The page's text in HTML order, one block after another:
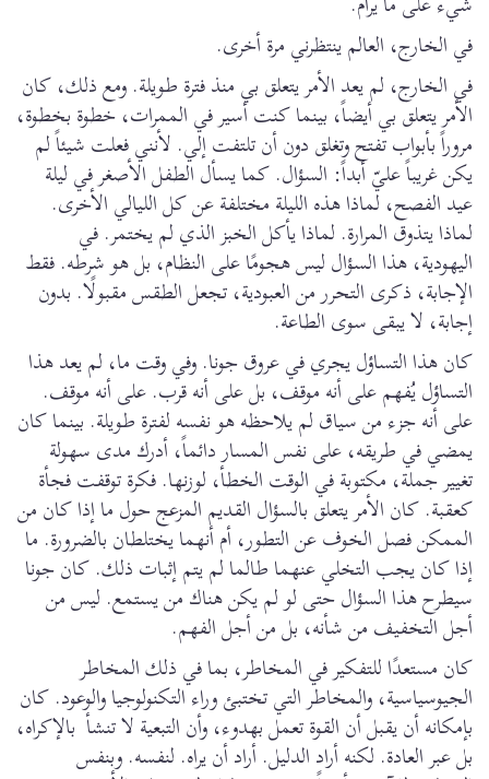
في الخارج، العالم ينتظرني مرة أخرى.
في الخارج، لم يعد الأمر يتعلق بي منذ فترة طويلة. ومع ذلك، كان
الأمر يتعلق بي أيضاً، بينما كنت أسير في الممرات، خطوة بخطوة،
مروراً بأبواب تفتح وتغلق دون أن تلتفت إلي. لأنني فعلت شيئاً لم
يكن غريباً عليّ أبداً: السؤال. كما يسأل الطفل الأصغر في ليلة
عيد الفصح، لماذا هذه الليلة مختلفة عن كل الليالي الأخرى.
لماذا يتذوق المرارة. لماذا يأكل الخبز الذي لم يختمر. في
اليهودية، هذا السؤال ليس هجومًا على النظام، بل هو شرطه. فقط
الإجابة، ذكرى التحرر من العبودية، تجعل الطقس مقبولًا. بدون
إجابة، لا يبقى سوى الطاعة.
كان هذا التساؤل يجري في عروق جونا. وفي وقت ما، لم يعد هذا
التساؤل يُفهم على أنه موقف، بل على أنه قرب. على أنه موقف.
على أنه جزء من سياق لم يلاحظه هو نفسه لفترة طويلة. بينما كان
يمضي في طريقه، على نفس المسار دائماً، أدرك مدى سهولة
تغيير جملة، مكتوبة في الوقت الخطأ، لوزنها. فكرة توقفت فجأة
كعقبة. كان الأمر يتعلق بالسؤال القديم المزعج حول ما إذا كان من
الممكن فصل الخوف عن التطور، أم أنهما يختلطان بالضرورة. ما
إذا كان يجب التخلي عنهما طالما لم يتم إثبات ذلك. كان جونا
سيطرح هذا السؤال حتى لو لم يكن هناك من يستمع. ليس من
أجل التخفيف من شأنه، بل من أجل الفهم.
كان مستعدًا للتفكير في المخاطر، بما في ذلك المخاطر
الجيوسياسية، والمخاطر التي تختبئ وراء التكنولوجيا والوعود. كان
بإمكانه أن يقبل أن القوة تعمل بهدوء، وأن التبعية لا تنشأ بالإكراه،
بل عبر العادة. لكنه أراد الدليل. أراد أن يراه. لنفسه. وبنفس